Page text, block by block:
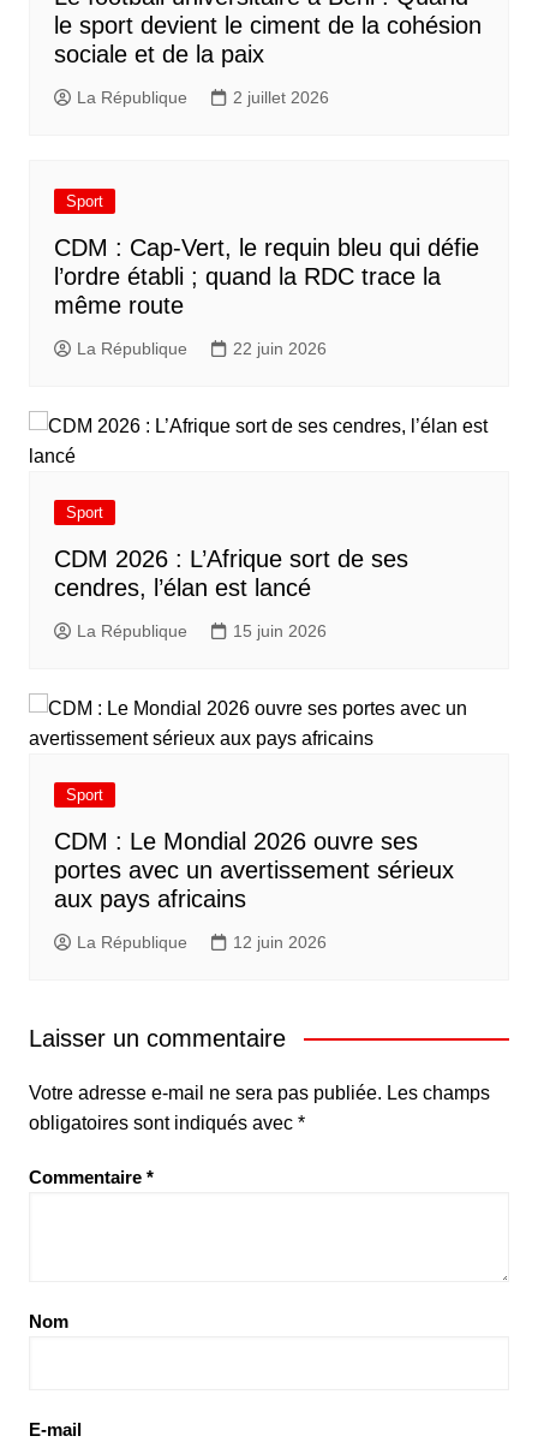
le sport devient le ciment de la cohésion
sociale et de la paix
La République 2 juillet 2026
Sport
CDM : Cap-Vert, le requin bleu qui défie
l’ordre établi ; quand la RDC trace la
même route
La République 22 juin 2026
Sport
CDM 2026 : L’Afrique sort de ses
cendres, l’élan est lancé
La République 15 juin 2026
Sport
CDM : Le Mondial 2026 ouvre ses
portes avec un avertissement sérieux
aux pays africains
La République 12 juin 2026
Laisser un commentaire
Votre adresse e-mail ne sera pas publiée. Les champs
obligatoires sont indiqués avec *
Commentaire *
Nom
E-mail